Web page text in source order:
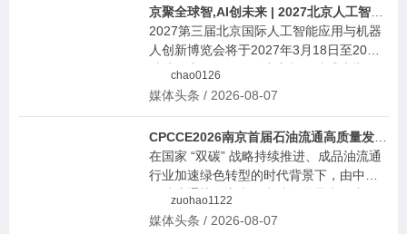
京聚全球智,AI创未来 | 2027北京人工智能与机器人展全球启动
2027第三届北京国际人工智能应用与机器
人创新博览会将于2027年3月18日至20日
继续在中国国际展览中心朝阳馆盛大举
办。目前招商招展等各项筹备工作已全面
chao0126
媒体头条 / 2026-08-07
CPCCE2026南京首届石油流通高质量发展大会 10 月落地南京/中国充换电展览会
在国家 “双碳” 战略持续推进、成品油流通
行业加速绿色转型的时代背景下，由中国
石油流通协会主办，中沐会展承办，中国
石油、中海油、中化、延长石油四大能源
zuohao1122
媒体头条 / 2026-08-07